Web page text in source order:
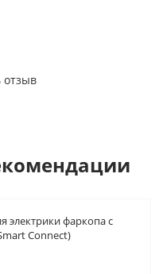
отзыв
электрики фаркопа с
Connect)